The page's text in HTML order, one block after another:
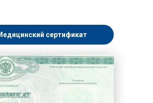
сертификат